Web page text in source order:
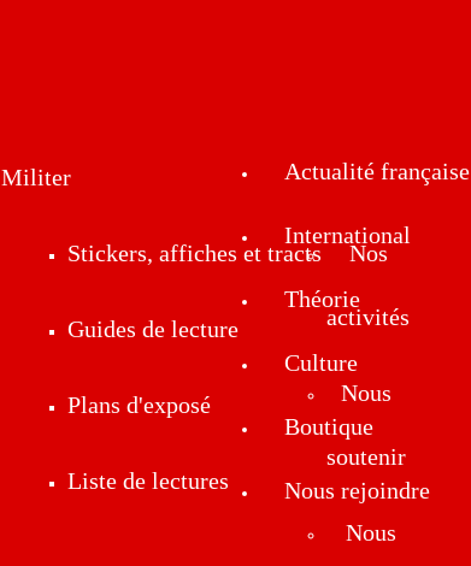
Militer
Stickers, affiches et tracts
Guides de lecture
Plans d'exposé
Liste de lectures
Nos
activités
Nous
soutenir
Nous
Actualité française
International
Théorie
Culture
Boutique
Nous rejoindre